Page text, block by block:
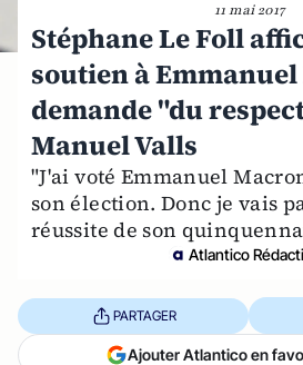
11 mai 2017
Stéphane Le Foll
soutien à
demande "du
Manuel Valls
"J'ai voté Emmanuel
son élection. Donc je vais
réussite de son
Atlantico
PARTAGER
Ajouter Atlantico en